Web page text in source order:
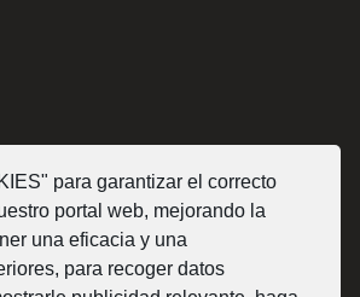
para garantizar el correcto
portal web, mejorando la
una eficacia y una
para recoger datos